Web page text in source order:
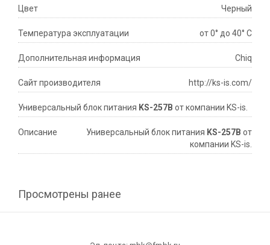
Цвет Черный
Температура эксплуатации от 0° до 40° С
Дополнительная информация Chiq
Сайт производителя http://ks-is.com/
Универсaльный блок питaния KS-257B от компании KS-is.
Описание Универсaльный блок питaния KS-257B от
компании KS-is.
Просмотрены ранее